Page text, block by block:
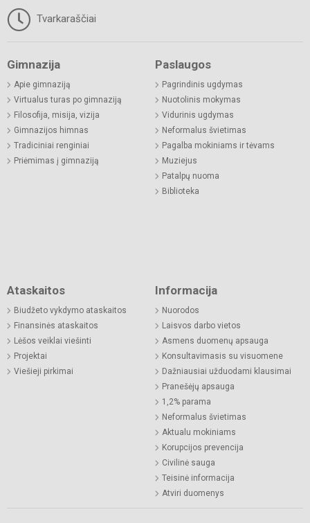
Tvarkaraščiai
Gimnazija
Apie gimnaziją
Virtualus turas po gimnaziją
Filosofija, misija, vizija
Gimnazijos himnas
Tradiciniai renginiai
Priėmimas į gimnaziją
Paslaugos
Pagrindinis ugdymas
Nuotolinis mokymas
Vidurinis ugdymas
Neformalus švietimas
Pagalba mokiniams ir tėvams
Muziejus
Patalpų nuoma
Biblioteka
Ataskaitos
Biudžeto vykdymo ataskaitos
Finansinės ataskaitos
Lėšos veiklai viešinti
Projektai
Viešieji pirkimai
Informacija
Nuorodos
Laisvos darbo vietos
Asmens duomenų apsauga
Konsultavimasis su visuomene
Dažniausiai užduodami klausimai
Pranešėjų apsauga
1,2% parama
Neformalus švietimas
Aktualu mokiniams
Korupcijos prevencija
Civilinė sauga
Teisinė informacija
Atviri duomenys